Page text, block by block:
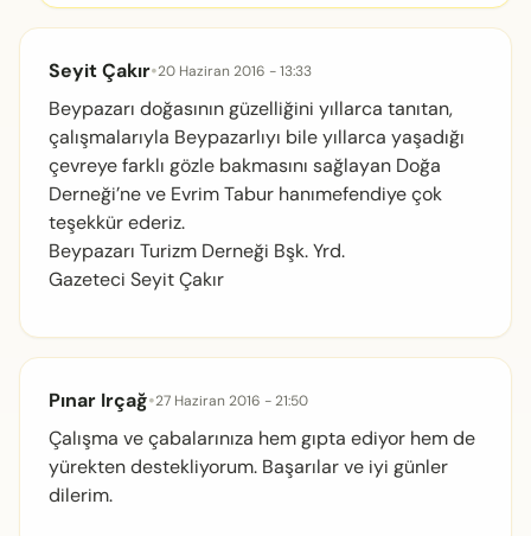
Seyit Çakır•20 Haziran 2016 - 13:33
Beypazarı doğasının güzelliğini yıllarca tanıtan,
çalışmalarıyla Beypazarlıyı bile yıllarca yaşadığı
çevreye farklı gözle bakmasını sağlayan Doğa
Derneği’ne ve Evrim Tabur hanımefendiye çok
teşekkür ederiz.
Beypazarı Turizm Derneği Bşk. Yrd.
Gazeteci Seyit Çakır
Pınar Irçağ•27 Haziran 2016 - 21:50
Çalışma ve çabalarınıza hem gıpta ediyor hem de
yürekten destekliyorum. Başarılar ve iyi günler
dilerim.